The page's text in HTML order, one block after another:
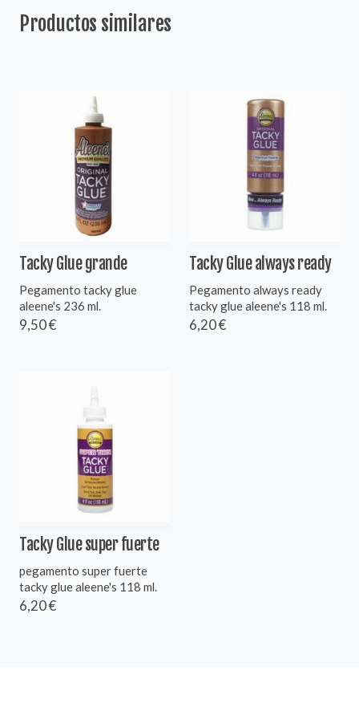
Productos similares
Tacky Glue grande
Pegamento tacky glue
aleene's 236 ml.
9,50 €
Tacky Glue always ready
Pegamento always ready
tacky glue aleene's 118 ml.
6,20 €
Tacky Glue super fuerte
pegamento super fuerte
tacky glue aleene's 118 ml.
6,20 €